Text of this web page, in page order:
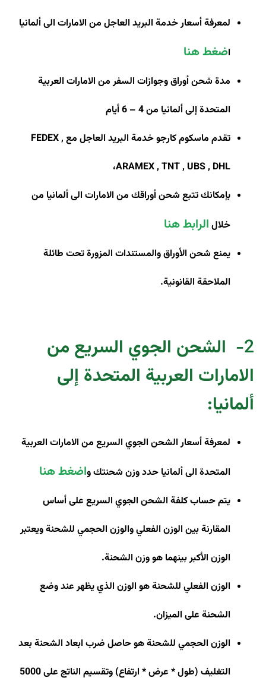
لمعرفة أسعار خدمة البريد العاجل من الامارات الى ألمانيا
اضغط هنا
مدة شحن أوراق وجوازات السفر من الامارات العربية
المتحدة إلى ألمانيا من 4 – 6 أيام
تقدم ماسكوم كارجو خدمة البريد العاجل مع FEDEX ,
ARAMEX , TNT , UBS , DHL،
بإمكانك تتبع شحن أوراقك من الامارات الى ألمانيا من
خلال الرابط هنا
يمنع شحن الأوراق والمستندات المزورة تحت طائلة
الملاحقة القانونية.
2-
الشحن الجوي السريع من
الامارات العربية المتحدة إلى
ألمانيا:
لمعرفة أسعار الشحن الجوي السريع من الامارات العربية
المتحدة الى ألمانيا حدد وزن شحنتك واضغط هنا
يتم حساب كلفة الشحن الجوي السريع على أساس
المقارنة بين الوزن الفعلي والوزن الحجمي للشحنة ويعتبر
الوزن الأكبر بينهما هو وزن الشحنة.
الوزن الفعلي للشحنة هو الوزن الذي يظهر عند وضع
الشحنة على الميزان.
الوزن الحجمي للشحنة هو حاصل ضرب ابعاد الشحنة بعد
التغليف (طول * عرض * ارتفاع) وتقسيم الناتج على 5000